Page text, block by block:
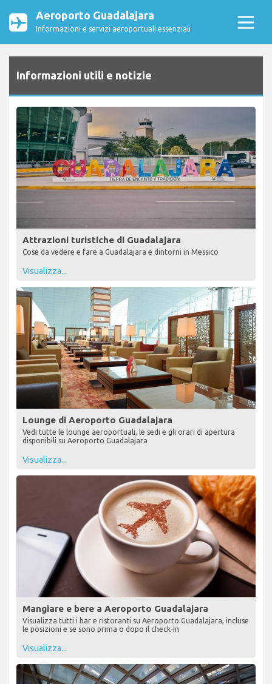
Aeroporto Guadalajara
Informazioni e servizi aeroportuali essenziali
Informazioni utili e notizie
Attrazioni turistiche di Guadalajara
Cose da vedere e fare a Guadalajara e dintorni in Messico
Visualizza...
Lounge di Aeroporto Guadalajara
Vedi tutte le lounge aeroportuali, le sedi e gli orari di apertura
disponibili su Aeroporto Guadalajara
Visualizza...
Mangiare e bere a Aeroporto Guadalajara
Visualizza tutti i bar e ristoranti su Aeroporto Guadalajara, incluse
le posizioni e se sono prima o dopo il check-in
Visualizza...